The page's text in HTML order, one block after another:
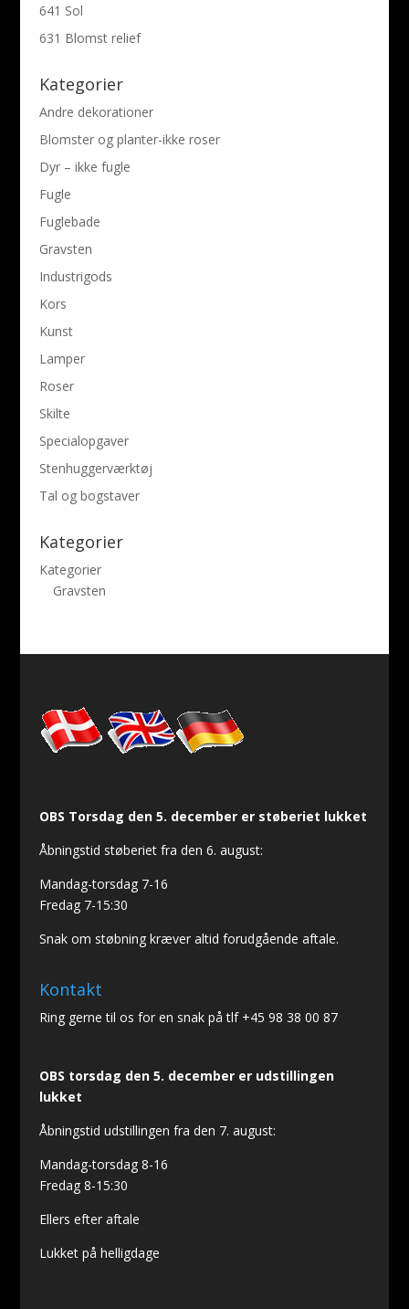
641 Sol
631 Blomst relief
Kategorier
Andre dekorationer
Blomster og planter-ikke roser
Dyr – ikke fugle
Fugle
Fuglebade
Gravsten
Industrigods
Kors
Kunst
Lamper
Roser
Skilte
Specialopgaver
Stenhuggerværktøj
Tal og bogstaver
Kategorier
Kategorier
Gravsten
OBS Torsdag den 5. december er støberiet lukket
Åbningstid støberiet fra den 6. august:
Mandag-torsdag 7-16
Fredag 7-15:30
Snak om støbning kræver altid forudgående aftale.
Kontakt
Ring gerne til os for en snak på tlf +45 98 38 00 87
OBS torsdag den 5. december er udstillingen
lukket
Åbningstid udstillingen fra den 7. august:
Mandag-torsdag 8-16
Fredag 8-15:30
Ellers efter aftale
Lukket på helligdage